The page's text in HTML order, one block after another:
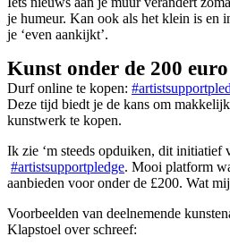
je humeur. Kan ook als het klein is en
je ‘even aankijkt’.
Kunst onder de 200 euro
Durf online te kopen:
Deze tijd biedt je de kans om
kunstwerk te kopen.
Ik zie ‘m steeds opduiken, dit initiatief
#artistsupportpledge. Mooi platform
aanbieden voor onder de £200. Wat
Voorbeelden van deelnemende
Klapstoel over schreef: